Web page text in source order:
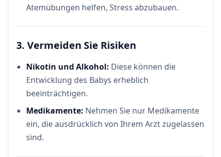
Atemübungen helfen, Stress abzubauen.
3. Vermeiden Sie Risiken
Nikotin und Alkohol: Diese können die
Entwicklung des Babys erheblich
beeinträchtigen.
Medikamente: Nehmen Sie nur Medikamente
ein, die ausdrücklich von Ihrem Arzt zugelassen
sind.